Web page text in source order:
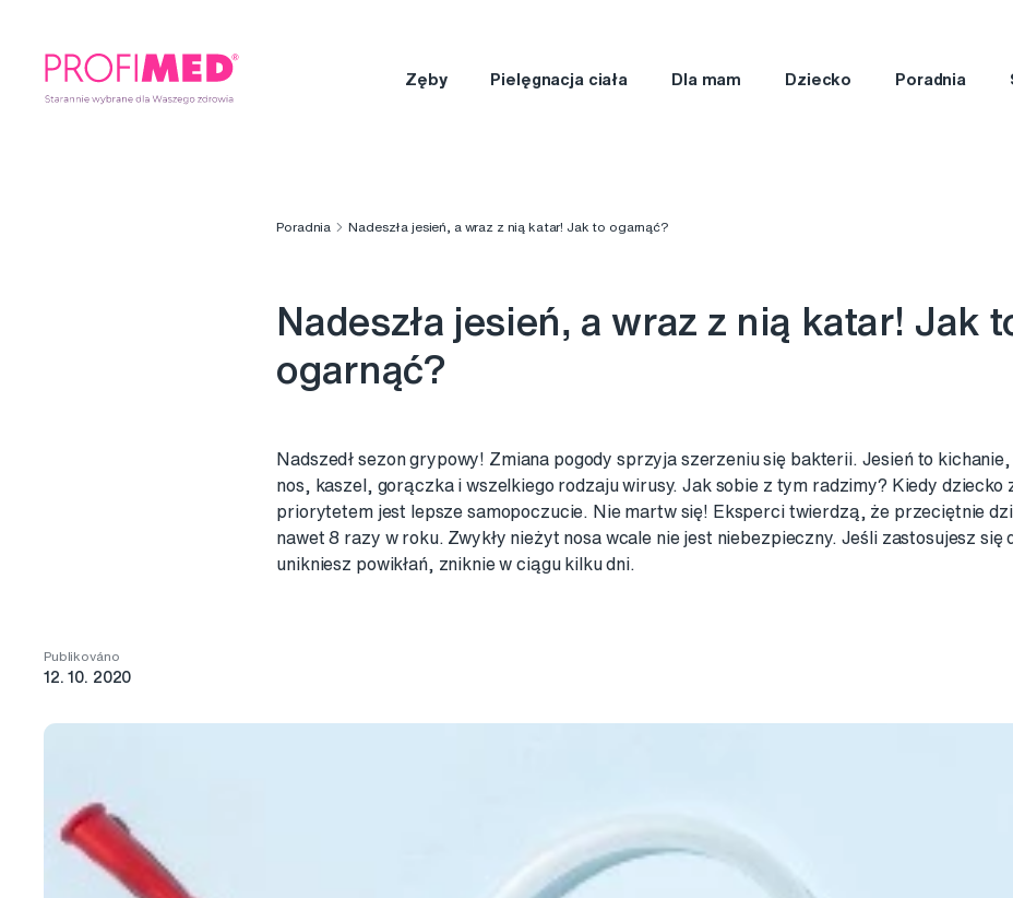
Zęby Pielęgnacja ciała Dla mam Dziecko Poradnia
Poradnia Nadeszła jesień, a wraz z nią katar! Jak to ogarnąć?
Nadeszła jesień, a wraz z nią katar! Jak
ogarnąć?
Nadszedł sezon grypowy! Zmiana pogody sprzyja szerzeniu się bakterii. Jesień to
nos, kaszel, gorączka i wszelkiego rodzaju wirusy. Jak sobie z tym radzimy? Kiedy dziecko
priorytetem jest lepsze samopoczucie. Nie martw się! Eksperci twierdzą, że przeciętnie
nawet 8 razy w roku. Zwykły nieżyt nosa wcale nie jest niebezpieczny. Jeśli zastosujesz się
unikniesz powikłań, zniknie w ciągu kilku dni.
Publikováno
12. 10. 2020